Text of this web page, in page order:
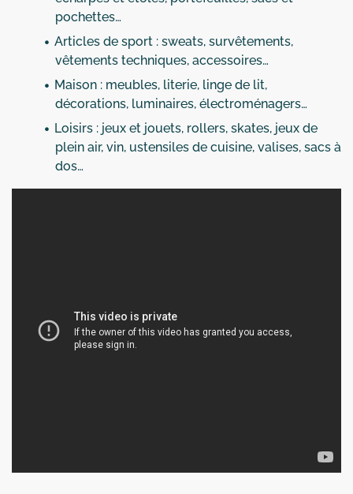
pochettes…
Articles de sport : sweats, survêtements,
vêtements techniques, accessoires…
Maison : meubles, literie, linge de lit,
décorations, luminaires, électroménagers…
Loisirs : jeux et jouets, rollers, skates, jeux de
plein air, vin, ustensiles de cuisine, valises, sacs à
dos…